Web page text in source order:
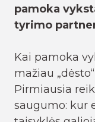
pamoka
tyrimo
Kai pamoka
mažiau
Pirmiausia
saugumo: kur